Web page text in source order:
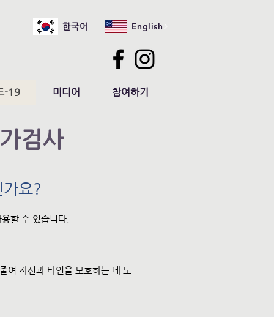
한국어 English
-19 미디어 참여하기
검사
요?
할 수 있습니다.
여 자신과 타인을 보호하는 데 도